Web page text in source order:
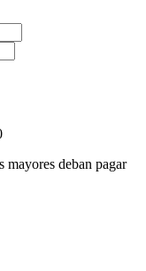
mayores deban pagar